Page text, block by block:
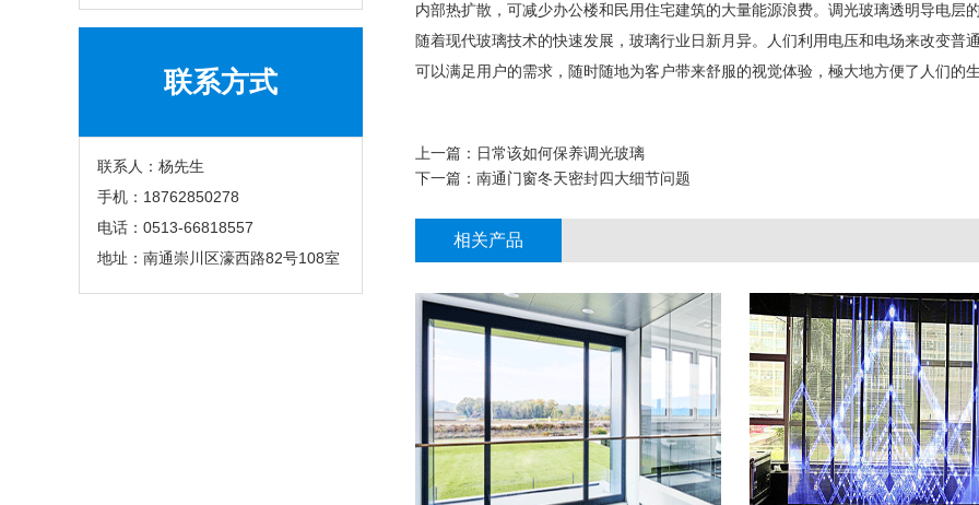
联系方式
联系人：杨先生
手机：18762850278
电话：0513-66818557
地址：南通崇川区濠西路82号108室
内部热扩散，可减少办公楼和民用住宅建筑的大量能源浪费。调光玻璃透明导电层
随着现代玻璃技术的快速发展，玻璃行业日新月异。人们利用电压和电场来改变
可以满足用户的需求，随时随地为客户带来舒服的视觉体验，極大地方便了人们的
上一篇： 日常该如何保养调光玻璃
下一篇： 南通门窗冬天密封四大细节问题
相关产品